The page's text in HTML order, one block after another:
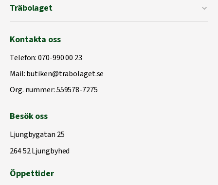
Träbolaget
Kontakta oss
Telefon:070-990 00 23
Mail:butiken@trabolaget.se
Org. nummer: 559578-7275
Besök oss
Ljungbygatan 25
264 52 Ljungbyhed
Öppettider